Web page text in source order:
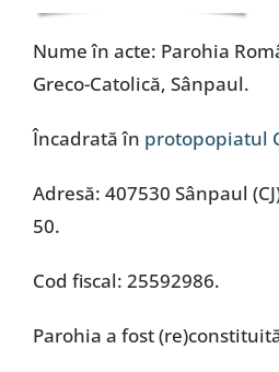
Nume în acte: Parohia
Greco-Catolică, Sânpaul.
Încadrată în protopopiatul
Adresă: 407530 Sânpaul
50.
Cod fiscal: 25592986.
Parohia a fost